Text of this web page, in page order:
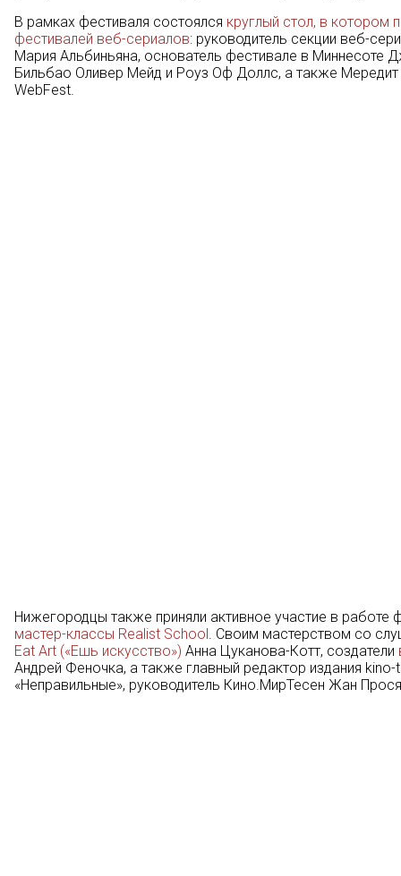
В рамках фестиваля состоялся круглый стол, в котором
фестивалей веб-сериалов: руководитель секции веб-
Мария Альбиньяна, основатель фестивале в Миннесоте
Бильбао Оливер Мейд и Роуз Оф Доллс, а также Мередит
WebFest.
Нижегородцы также приняли активное участие в работе
мастер-классы Realist School. Своим мастерством со
Eat Art («Ешь искусство») Анна Цуканова-Котт, создатели
Андрей Феночка, а также главный редактор издания kino-
«Неправильные», руководитель Кино.МирТесен Жан